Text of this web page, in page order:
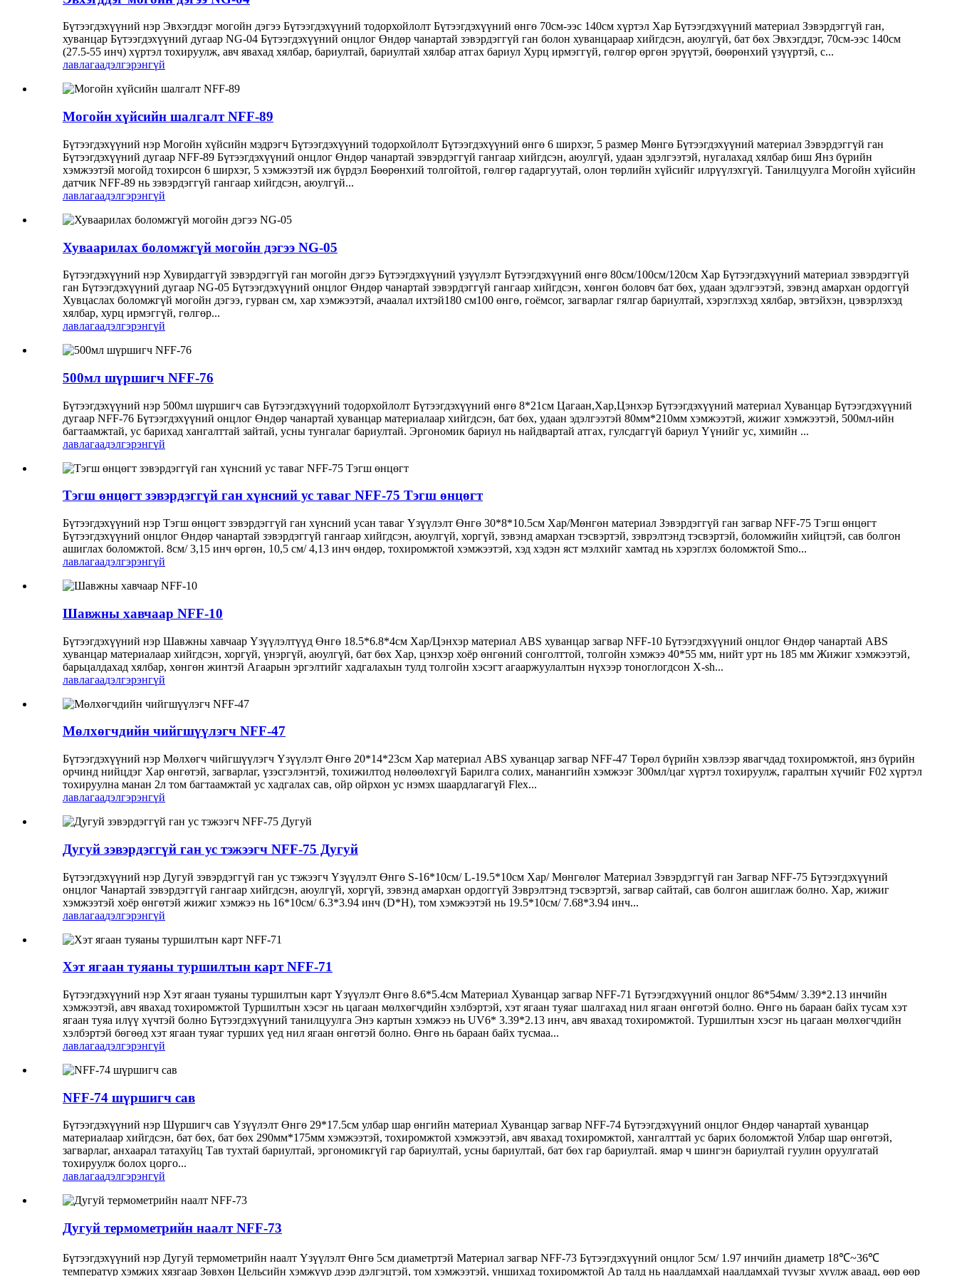
Бүтээгдэхүүний нэр Эвхэгддэг могойн дэгээ Бүтээгдэхүүний тодорхойлолт Бүтээгдэхүүний өнгө 70см-ээс 140см хүртэл Хар Бүтээгдэхүүний материал Зэвэрдэггүй ган,
хуванцар Бүтээгдэхүүний дугаар NG-04 Бүтээгдэхүүний онцлог Өндөр чанартай зэвэрдэггүй ган болон хуванцараар хийгдсэн, аюулгүй, бат бөх Эвхэгддэг, 70см-ээс 140см
(27.5-55 инч) хүртэл тохируулж, авч явахад хялбар, бариултай, бариултай хялбар атгах бариул Хурц ирмэггүй, гөлгөр өргөн эрүүтэй, бөөрөнхий үзүүртэй, с...
лавлагаадэлгэрэнгүй
Могойн хүйсийн шалгалт NFF-89
Бүтээгдэхүүний нэр Могойн хүйсийн мэдрэгч Бүтээгдэхүүний тодорхойлолт Бүтээгдэхүүний өнгө 6 ширхэг, 5 размер Мөнгө Бүтээгдэхүүний материал Зэвэрдэггүй ган
Бүтээгдэхүүний дугаар NFF-89 Бүтээгдэхүүний онцлог Өндөр чанартай зэвэрдэггүй гангаар хийгдсэн, аюулгүй, удаан эдэлгээтэй, нугалахад хялбар биш Янз бүрийн
хэмжээтэй могойд тохирсон 6 ширхэг, 5 хэмжээтэй иж бүрдэл Бөөрөнхий толгойтой, гөлгөр гадаргуутай, олон төрлийн хүйсийг илрүүлэхгүй. Танилцуулга Могойн хүйсийн
датчик NFF-89 нь зэвэрдэггүй гангаар хийгдсэн, аюулгүй...
лавлагаадэлгэрэнгүй
Хуваарилах боломжгүй могойн дэгээ NG-05
Бүтээгдэхүүний нэр Хувирдаггүй зэвэрдэггүй ган могойн дэгээ Бүтээгдэхүүний үзүүлэлт Бүтээгдэхүүний өнгө 80см/100см/120см Хар Бүтээгдэхүүний материал зэвэрдэггүй
ган Бүтээгдэхүүний дугаар NG-05 Бүтээгдэхүүний онцлог Өндөр чанартай зэвэрдэггүй гангаар хийгдсэн, хөнгөн боловч бат бөх, удаан эдэлгээтэй, зэвэнд амархан ордоггүй
Хувцаслах боломжгүй могойн дэгээ, гурван см, хар хэмжээтэй, ачаалал ихтэй180 см100 өнгө, гоёмсог, загварлаг гялгар бариултай, хэрэглэхэд хялбар, эвтэйхэн, цэвэрлэхэд
хялбар, хурц ирмэггүй, гөлгөр...
лавлагаадэлгэрэнгүй
500мл шүршигч NFF-76
Бүтээгдэхүүний нэр 500мл шүршигч сав Бүтээгдэхүүний тодорхойлолт Бүтээгдэхүүний өнгө 8*21см Цагаан,Хар,Цэнхэр Бүтээгдэхүүний материал Хуванцар Бүтээгдэхүүний
дугаар NFF-76 Бүтээгдэхүүний онцлог Өндөр чанартай хуванцар материалаар хийгдсэн, бат бөх, удаан эдэлгээтэй 80мм*210мм хэмжээтэй, жижиг хэмжээтэй, 500мл-ийн
багтаамжтай, ус барихад хангалттай зайтай, усны тунгалаг бариултай. Эргономик бариул нь найдвартай атгах, гулсдаггүй бариул Үүнийг ус, химийн ...
лавлагаадэлгэрэнгүй
Тэгш өнцөгт зэвэрдэггүй ган хүнсний ус таваг NFF-75 Тэгш өнцөгт
Бүтээгдэхүүний нэр Тэгш өнцөгт зэвэрдэггүй ган хүнсний усан таваг Үзүүлэлт Өнгө 30*8*10.5см Хар/Мөнгөн материал Зэвэрдэггүй ган загвар NFF-75 Тэгш өнцөгт
Бүтээгдэхүүний онцлог Өндөр чанартай зэвэрдэггүй гангаар хийгдсэн, аюулгүй, хоргүй, зэвэнд амархан тэсвэртэй, зэврэлтэнд тэсвэртэй, боломжийн хийцтэй, сав болгон
ашиглах боломжтой. 8см/ 3,15 инч өргөн, 10,5 см/ 4,13 инч өндөр, тохиромжтой хэмжээтэй, хэд хэдэн яст мэлхийг хамтад нь хэрэглэх боломжтой Smo...
лавлагаадэлгэрэнгүй
Шавжны хавчаар NFF-10
Бүтээгдэхүүний нэр Шавжны хавчаар Үзүүлэлтүүд Өнгө 18.5*6.8*4см Хар/Цэнхэр материал ABS хуванцар загвар NFF-10 Бүтээгдэхүүний онцлог Өндөр чанартай ABS
хуванцар материалаар хийгдсэн, хоргүй, үнэргүй, аюулгүй, бат бөх Хар, цэнхэр хоёр өнгөний сонголттой, толгойн хэмжээ 40*55 мм, нийт урт нь 185 мм Жижиг хэмжээтэй,
барьцалдахад хялбар, хөнгөн жинтэй Агаарын эргэлтийг хадгалахын тулд толгойн хэсэгт агааржуулалтын нүхээр тоноглогдсон X-sh...
лавлагаадэлгэрэнгүй
Мөлхөгчдийн чийгшүүлэгч NFF-47
Бүтээгдэхүүний нэр Мөлхөгч чийгшүүлэгч Үзүүлэлт Өнгө 20*14*23см Хар материал ABS хуванцар загвар NFF-47 Төрөл бүрийн хэвлээр явагчдад тохиромжтой, янз бүрийн
орчинд нийцдэг Хар өнгөтэй, загварлаг, үзэсгэлэнтэй, тохижилтод нөлөөлөхгүй Барилга солих, манангийн хэмжээг 300мл/цаг хүртэл тохируулж, гаралтын хүчийг F02 хүртэл
тохируулна манан 2л том багтаамжтай ус хадгалах сав, ойр ойрхон ус нэмэх шаардлагагүй Flex...
лавлагаадэлгэрэнгүй
Дугуй зэвэрдэггүй ган ус тэжээгч NFF-75 Дугуй
Бүтээгдэхүүний нэр Дугуй зэвэрдэггүй ган ус тэжээгч Үзүүлэлт Өнгө S-16*10см/ L-19.5*10см Хар/ Мөнгөлөг Материал Зэвэрдэггүй ган Загвар NFF-75 Бүтээгдэхүүний
онцлог Чанартай зэвэрдэггүй гангаар хийгдсэн, аюулгүй, хоргүй, зэвэнд амархан ордоггүй Зэврэлтэнд тэсвэртэй, загвар сайтай, сав болгон ашиглаж болно. Хар, жижиг
хэмжээтэй хоёр өнгөтэй жижиг хэмжээ нь 16*10см/ 6.3*3.94 инч (D*H), том хэмжээтэй нь 19.5*10см/ 7.68*3.94 инч...
лавлагаадэлгэрэнгүй
Хэт ягаан туяаны туршилтын карт NFF-71
Бүтээгдэхүүний нэр Хэт ягаан туяаны туршилтын карт Үзүүлэлт Өнгө 8.6*5.4см Материал Хуванцар загвар NFF-71 Бүтээгдэхүүний онцлог 86*54мм/ 3.39*2.13 инчийн
хэмжээтэй, авч явахад тохиромжтой Туршилтын хэсэг нь цагаан мөлхөгчдийн хэлбэртэй, хэт ягаан туяаг шалгахад нил ягаан өнгөтэй болно. Өнгө нь бараан байх тусам хэт
ягаан туяа илүү хүчтэй болно Бүтээгдэхүүний танилцуулга Энэ картын хэмжээ нь UV6* 3.39*2.13 инч, авч явахад тохиромжтой. Туршилтын хэсэг нь цагаан мөлхөгчдийн
хэлбэртэй бөгөөд хэт ягаан туяаг турших үед нил ягаан өнгөтэй болно. Өнгө нь бараан байх тусмаа...
лавлагаадэлгэрэнгүй
NFF-74 шүршигч сав
Бүтээгдэхүүний нэр Шүршигч сав Үзүүлэлт Өнгө 29*17.5см улбар шар өнгийн материал Хуванцар загвар NFF-74 Бүтээгдэхүүний онцлог Өндөр чанартай хуванцар
материалаар хийгдсэн, бат бөх, бат бөх 290мм*175мм хэмжээтэй, тохиромжтой хэмжээтэй, авч явахад тохиромжтой, хангалттай ус барих боломжтой Улбар шар өнгөтэй,
загварлаг, анхаарал татахуйц Тав тухтай бариултай, эргономикгүй гар бариултай, усны бариултай, бат бөх гар бариултай. ямар ч шингэн бариултай гуулин оруулгатай
тохируулж болох цорго...
лавлагаадэлгэрэнгүй
Дугуй термометрийн наалт NFF-73
Бүтээгдэхүүний нэр Дугуй термометрийн наалт Үзүүлэлт Өнгө 5см диаметртэй Материал загвар NFF-73 Бүтээгдэхүүний онцлог 5см/ 1.97 инчийн диаметр 18℃~36℃
температур хэмжих хязгаар Зөвхөн Цельсийн хэмжүүр дээр дэлгэцтэй, том хэмжээтэй, уншихад тохиромжтой Ар талд нь наалдамхай наалдамхай туузыг хуулж аваад, өөр өөр